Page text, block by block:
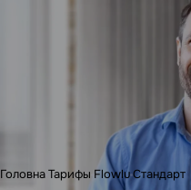
ГоловнаТарифы FlowluСтандарт